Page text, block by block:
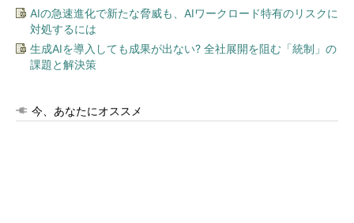
AIの急速進化で新たな脅威も、AIワークロード特有のリスクに
対処するには
生成AIを導入しても成果が出ない? 全社展開を阻む「統制」の
課題と解決策
今、あなたにオススメ